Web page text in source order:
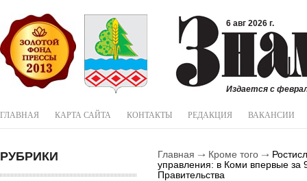
6 авг 2026 г.
Издается с
ГЛАВНАЯ КАРТА САЙТА КОНТАКТЫ РЕДАКЦИЯ ВАКАНСИИ
РУБРИКИ Главная Кроме того
управления: в Коми впервые за
Правительства